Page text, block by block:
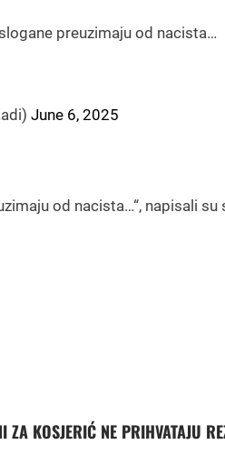
preuzimaju od nacista…
June 6, 2025
od nacista…“, napisali su
ZA KOSJERIĆ NE PRIHVATAJU